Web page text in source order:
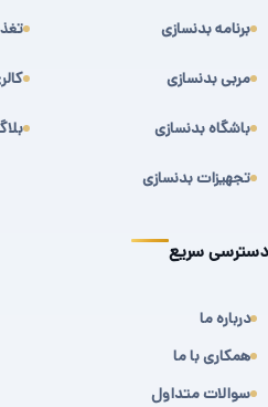
برنامه بدنسازی
مربی بدنسازی
باشگاه بدنسازی
تجهیزات بدنسازی
دسترسی سریع
درباره ما
همکاری با ما
سوالات متداول